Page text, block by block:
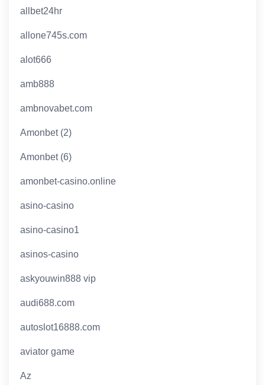
allbet24hr
allone745s.com
alot666
amb888
ambnovabet.com
Amonbet (2)
Amonbet (6)
amonbet-casino.online
asino-casino
asino-casino1
asinos-casino
askyouwin888 vip
audi688.com
autoslot16888.com
aviator game
Az